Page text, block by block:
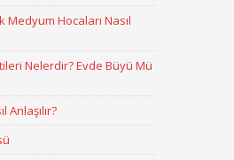
Medyum Hocaları Nasıl
Nelerdir? Evde Büyü Mü
Anlaşılır?